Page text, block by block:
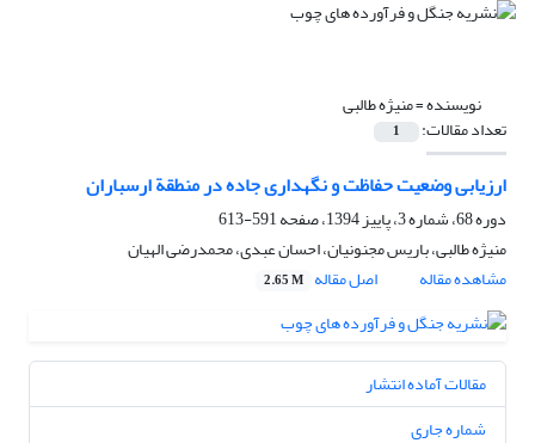
نویسنده =منیژه طالبی
تعداد مقالات: 1
ارزیابی وضعیت حفاظت و نگهداری جاده در منطقة ارسباران
دوره 68، شماره 3، پاییز 1394، صفحه
591-613
منیژه طالبی، باریس مجنونیان، احسان عبدی، محمدرضی الهیان
مشاهده مقاله
اصل مقاله 2.65 M
مقالات آماده انتشار
شماره جاری